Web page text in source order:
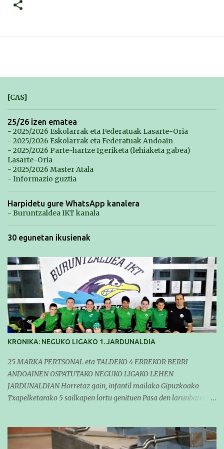
[CAS]
25/26 izen ematea
- 2025/2026 Eskolarrak eta Federatuak Lasarte-Oria
- 2025/2026 Eskolarrak eta Federatuak Andoain
- 2025/2026 Parte-hartze Igeriketa (lehiaketa gabea)
Lasarte-Oria
- 2025/2026 Master Atala
- Informazio guztia
Harpidetu gure WhatsApp kanalera
- Buruntzaldea IKT kanala
30 egunetan ikusienak
KRONIKA: NEGUKO LIGAKO 1. JARDUNALDIA
25 MARKA PERTSONAL eta TALDEKO 4 ERREKOR BERRI
ANDOAINEN OSPATUTAKO NEGUKO LIGAKO LEHEN
JARDUNALDIAN Horretaz gain, infantil mailako Gipuzkoako
Txapelketarako 5 sailkapen lortu genituen Pasa den larunbatean
hartzen. Bertan gure taldeko 16 igerilari aritu ziren. Denboraldiari
hasera ona eman zioten gue taldekideek. Ohikoa den bezela, garai